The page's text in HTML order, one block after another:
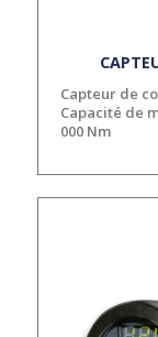
Capteur de
Capacité de
000 Nm